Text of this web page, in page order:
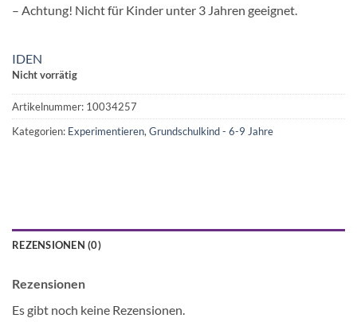
– Achtung! Nicht für Kinder unter 3 Jahren geeignet.
IDEN
Nicht vorrätig
Artikelnummer: 10034257
Kategorien: Experimentieren,Grundschulkind - 6-9 Jahre
REZENSIONEN (0)
Rezensionen
Es gibt noch keine Rezensionen.